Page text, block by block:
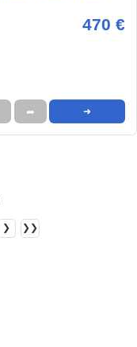
470 €
➦ ➜
❯ ❯❯